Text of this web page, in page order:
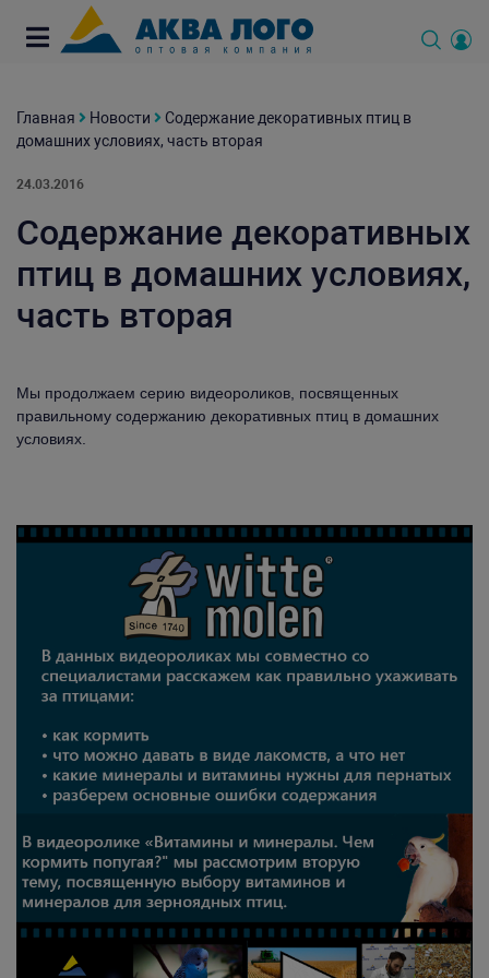
Главная Новости
Содержание декоративных птиц в
домашних условиях, часть вторая
24.03.2016
Содержание декоративных
птиц в домашних условиях,
часть вторая
Мы продолжаем серию видеороликов, посвященных
правильному содержанию декоративных птиц в домашних
условиях.